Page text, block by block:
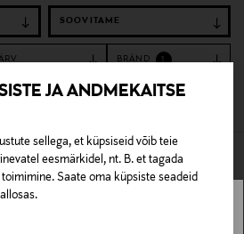
JA ANDMEKAITSE
sellega, et küpsiseid võib teie
eesmärkidel, nt. B. et tagada
Saate oma küpsiste seadeid
BRÄND
riigis saadaval.